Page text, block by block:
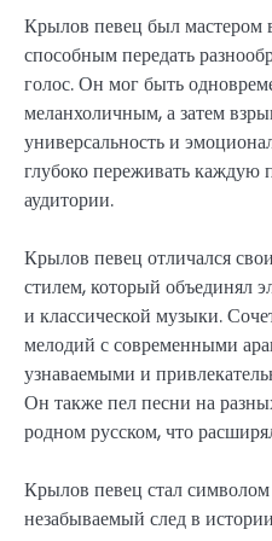
Крылов певец был мастером
способным передать
голос. Он мог быть
меланхоличным, а затем
универсальность и
глубоко переживать каждую
аудитории.
Крылов певец отличался
стилем, который объединял
и классической музыки.
мелодий с современными
узнаваемыми и
Он также пел песни на
родном русском, что
Крылов певец стал
незабываемый след в